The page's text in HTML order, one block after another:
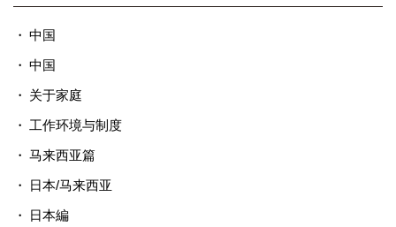
中国
中国
关于家庭
工作环境与制度
马来西亚篇
日本/马来西亚
日本編